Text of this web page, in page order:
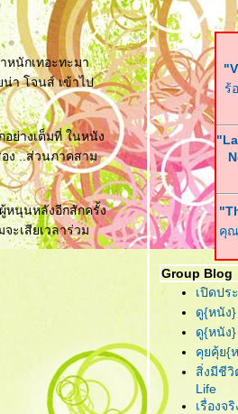
หนักเทอะทะมา
า โจนส์ เข้าไป
ย่างเต็มที่ ในหนัง
ง ..ส่วนภาคสาม
หนุนหลังอีกสักครั้ง
ะเสียเวลาร่วม
ร้
คุณ
เ
Group Blog
เปิดปร
ดู{หนัง
ดู{หนัง}
คุยคุ้ย{
สิ่งมีชีวิ
Life
เรื่องจ